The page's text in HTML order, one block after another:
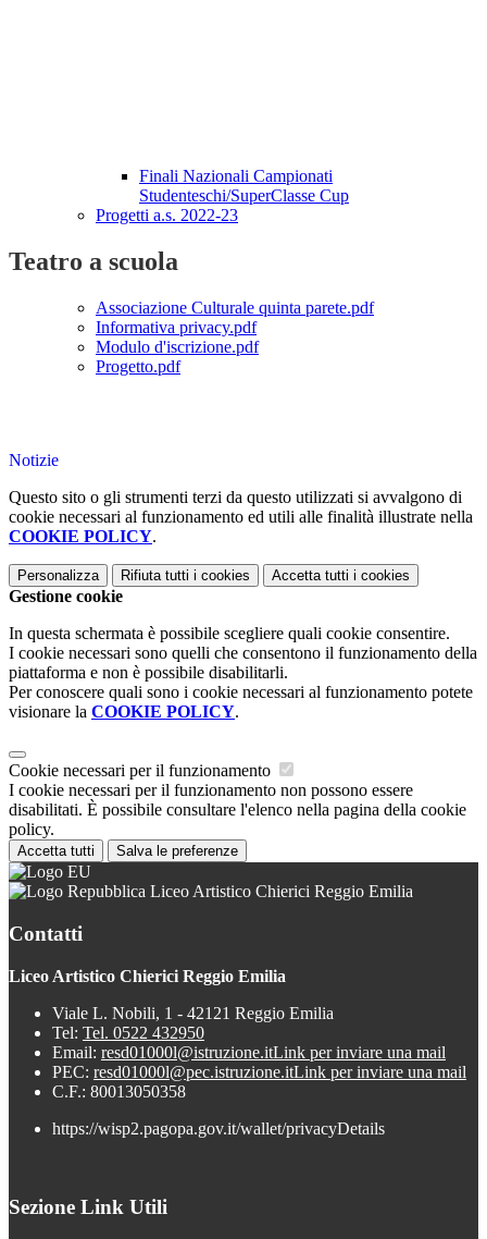
Finali Nazionali Campionati
Studenteschi/SuperClasse Cup
Progetti a.s. 2022-23
Teatro a scuola
Associazione Culturale quinta parete.pdf
Informativa privacy.pdf
Modulo d'iscrizione.pdf
Progetto.pdf
Notizie
Questo sito o gli strumenti terzi da questo utilizzati si avvalgono di
cookie necessari al funzionamento ed utili alle finalità illustrate nella
COOKIE POLICY.
Personalizza Rifiuta tutti i cookies Accetta tutti i cookies
Gestione cookie
In questa schermata è possibile scegliere quali cookie consentire.
I cookie necessari sono quelli che consentono il funzionamento della
piattaforma e non è possibile disabilitarli.
Per conoscere quali sono i cookie necessari al funzionamento potete
visionare la COOKIE POLICY.
Cookie necessari per il funzionamento
I cookie necessari per il funzionamento non possono essere
disabilitati. È possibile consultare l'elenco nella pagina della cookie
policy.
Accetta tutti Salva le preferenze
Liceo Artistico Chierici Reggio Emilia
Contatti
Liceo Artistico Chierici Reggio Emilia
Viale L. Nobili, 1 - 42121 Reggio Emilia
Tel: Tel. 0522 432950
Email: resd01000l@istruzione.itLink per inviare una mail
PEC: resd01000l@pec.istruzione.itLink per inviare una mail
C.F.: 80013050358
https://wisp2.pagopa.gov.it/wallet/privacyDetails
Sezione Link Utili